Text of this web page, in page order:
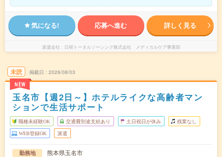
気になる! 応募へ進む 詳しく見る
派遣会社 日研トータルソーシング株式会社 メディカルケア事業部
未読
NEW
掲載日 2026/08/03
玉名市【週2日～】ホテルライクな高齢者マン
ションで生活サポート
職種未経験OK 交通費別途支給あり 土日祝日が休み 残業なし
WEB登録OK 派遣
勤務地
熊本県玉名市